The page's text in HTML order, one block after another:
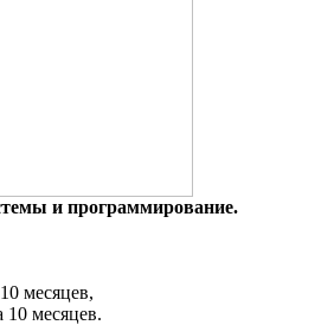
и программирование.
месяцев,
10 месяцев.